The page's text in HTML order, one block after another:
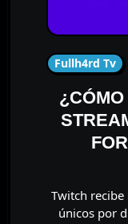
Fullh4rd Tv
Twitch recibe más de 15 millones de visitantes
únicos por